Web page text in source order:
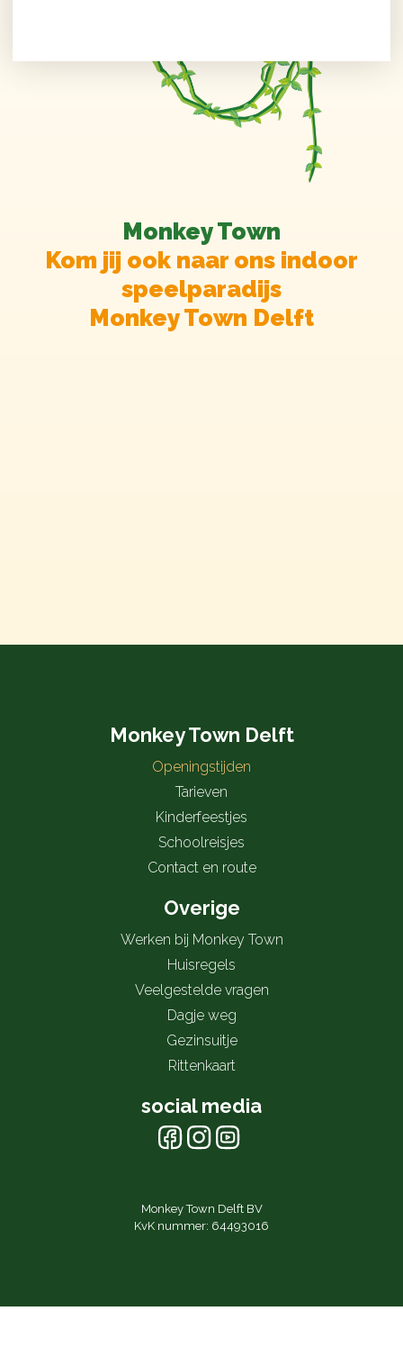
Monkey Town
Kom jij ook naar ons indoor
speelparadijs
Monkey Town Delft
Monkey Town Delft
Openingstijden
Tarieven
Kinderfeestjes
Schoolreisjes
Contact en route
Overige
Werken bij Monkey Town
Huisregels
Veelgestelde vragen
Dagje weg
Gezinsuitje
Rittenkaart
social media
Monkey Town Delft BV
KvK nummer: 64493016